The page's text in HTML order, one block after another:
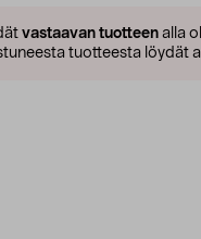
vastaavan tuotteen alla
tuotteesta löydät